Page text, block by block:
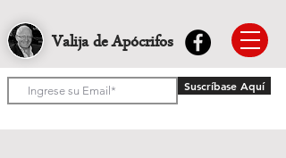
Valija de Apócrifos
Suscríbase Aquí